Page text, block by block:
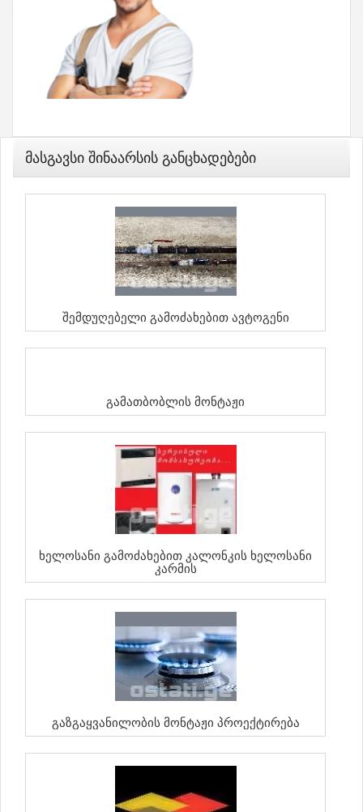
Მასგავსი Შინაარსის Განცხადებები
Შემდუღებელი Გამოძახებით Ავტოგენი
Გამათბობლის Მონტაჟი
Ხელოსანი Გამოძახებით Კალონკის Ხელოსანი
Კარმის
Გაზგაყვანილობის Მონტაჟი Პროექტირება